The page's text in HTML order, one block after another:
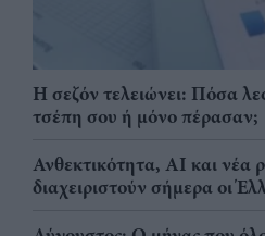
Η σεζόν τελειώνει: Πόσα
τσέπη σου ή μόνο πέρασαν;
Ανθεκτικότητα, AI και νέα
διαχειριστούν σήμερα οι